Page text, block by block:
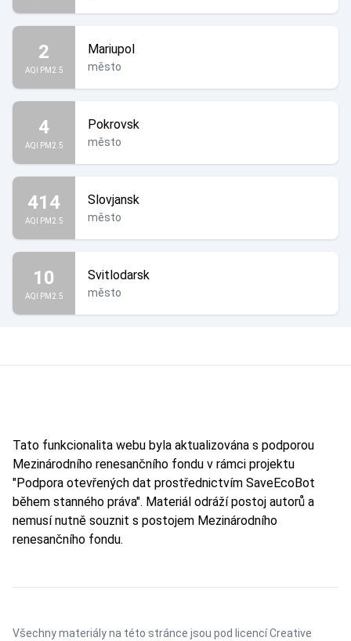
2
AQI PM2.5
Mariupol
město
4
AQI PM2.5
Pokrovsk
město
414
AQI PM2.5
Slovjansk
město
10
AQI PM2.5
Svitlodarsk
město
Tato funkcionalita webu byla aktualizována s podporou
Mezinárodního renesančního fondu v rámci projektu
"Podpora otevřených dat prostřednictvím SaveEcoBot
během stanného práva". Materiál odráží postoj autorů a
nemusí nutně souznit s postojem Mezinárodního
renesančního fondu.
Všechny materiály na této stránce jsou pod licencíCreative